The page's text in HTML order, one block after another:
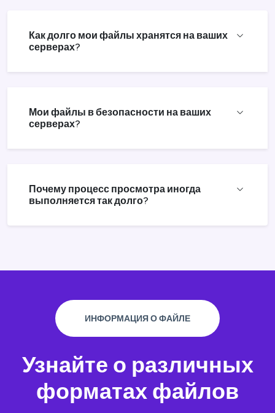
Как долго мои файлы хранятся на ваших
серверах?
Мои файлы в безопасности на ваших
серверах?
Почему процесс просмотра иногда
выполняется так долго?
ИНФОРМАЦИЯ О ФАЙЛЕ
Узнайте о различных
форматах файлов